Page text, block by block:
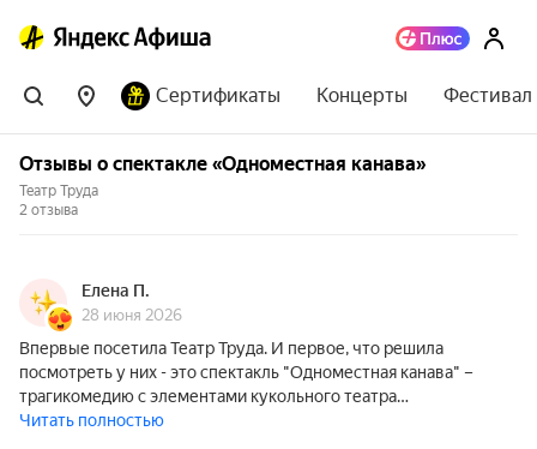
Сертификаты Концерты
Отзывы о спектакле «Одноместная канава»
Театр Труда
2 отзыва
Елена П.
28 июня 2026
Впервые посетила Театр Труда. И первое, что решила
посмотреть у них - это спектакль "Одноместная канава" –
трагикомедию с элементами кукольного театра…
Читать полностью